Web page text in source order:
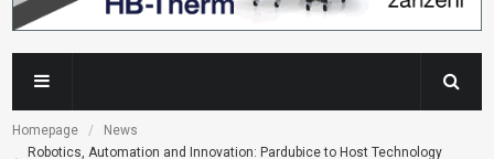
Homepage
News
Robotics, Automation and Innovation: Pardubice to Host Technology